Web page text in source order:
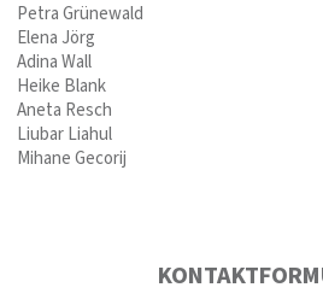
Petra Grünewald
Elena Jörg
Adina Wall
Heike Blank
Aneta Resch
Liubar Liahul
Mihane Gecorij